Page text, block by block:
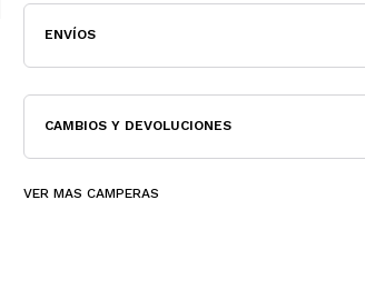
ENVÍOS
CAMBIOS Y DEVOLUCIONES
VER MAS CAMPERAS